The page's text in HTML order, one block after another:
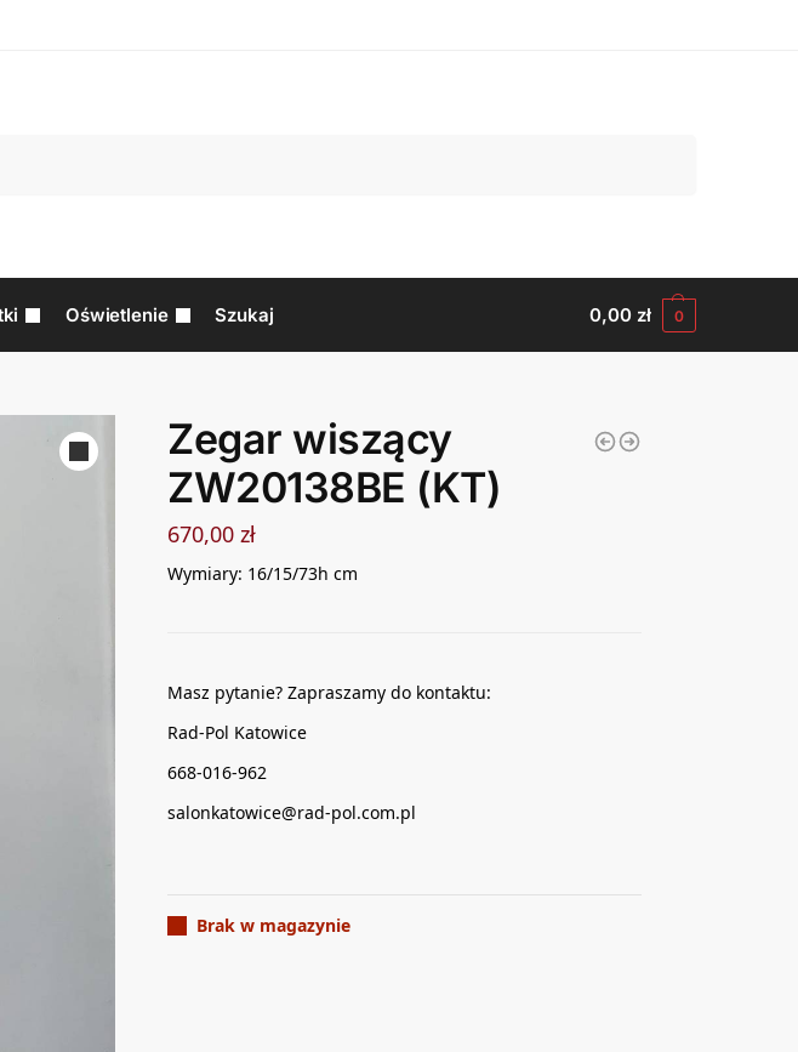
Oświetlenie Szukaj 0,00 zł 0
Zegar wiszący
ZW20138BE (KT)
670,00zł
Wymiary: 16/15/73h cm
Masz pytanie? Zapraszamy do kontaktu:
Rad-Pol Katowice
668-016-962
salonkatowice@rad-pol.com.pl
Brak w magazynie